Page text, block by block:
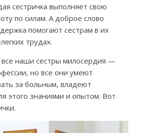
сестричка выполняет свою
по силам. А доброе слово
помогают сестрам в их
трудах.
все наши сестры милосердия —
но все они умеют
за больным, владеют
этого знаниями и опытом. Вот